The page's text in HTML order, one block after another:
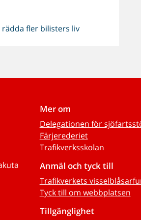
fler bilisters liv
Mer om
Delegationen för
Färjerederiet
Trafikverksskolan
Anmäl och tyck till
Trafikverkets
Tyck till om webbplatsen
Tillgänglighet